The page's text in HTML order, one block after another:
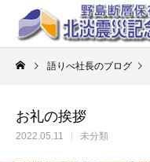
語りべ社長のブログ
お礼の挨拶
2022.05.11 未分類